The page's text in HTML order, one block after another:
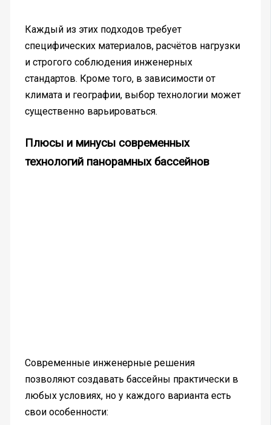
Каждый из этих подходов требует
специфических материалов, расчётов нагрузки
и строгого соблюдения инженерных
стандартов. Кроме того, в зависимости от
климата и географии, выбор технологии может
существенно варьироваться.
Плюсы и минусы современных
технологий панорамных бассейнов
Современные инженерные решения
позволяют создавать бассейны практически в
любых условиях, но у каждого варианта есть
свои особенности: